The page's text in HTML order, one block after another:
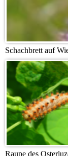
Schachbrett auf
Raupe des